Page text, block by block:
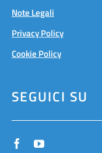
Note Legali
Privacy Policy
Cookie Policy
SEGUICI SU